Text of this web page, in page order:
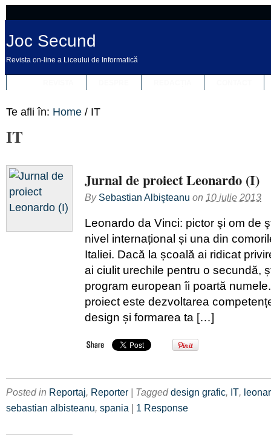
Joc Secund
Revista on-line a Liceului de Informatică
Te afli în: Home / IT
IT
Jurnal de proiect Leonardo (I)
By Sebastian Albişteanu on 10 iulie 2013
Leonardo da Vinci: pictor şi om de
nivel internațional și una din
Italiei. Dacă la școală ai ridicat
ai ciulit urechile pentru o secundă,
program european îi poartă
proiect este dezvoltarea
design și formarea ta […]
Posted in Reportaj, Reporter | Taggeddesign grafic, IT,
sebastian albisteanu, spania | 1 Response